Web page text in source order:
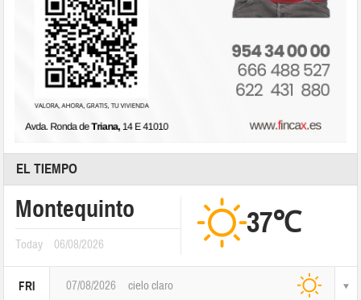
EL TIEMPO
Montequinto
Today 06/08/2026
37℃
FRI 07/08/2026 cielo claro